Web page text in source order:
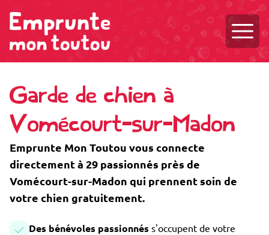
Garde de chien à
Vomécourt-sur-Madon
Emprunte Mon Toutou vous connecte
directement à 29 passionnés près de
Vomécourt-sur-Madon qui prennent soin de
votre chien gratuitement.
Des bénévoles passionnés s'occupent de votre